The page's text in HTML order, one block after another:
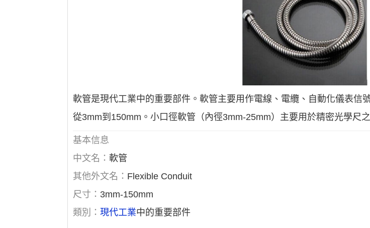
軟管是現代工業中的重要部件。軟管主要用作電線、電纜、自動化儀表信
從3mm到150mm。小口徑軟管（內徑3mm-25mm）主要用於精密光學尺
基本信息
中文名：軟管
其他外文名： Flexible Conduit
尺寸： 3mm-150mm
類別：現代工業中的重要部件